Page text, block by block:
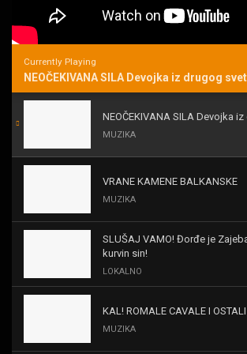
Currently Playing
NEOČEKIVANA SILA Devojka iz drugog
NEOČEKIVANA SILA Devojka
MUZIKA
VRANE KAMENE BALKANSKE
MUZIKA
SLUŠAJ VAMO! Đorđe je
kurvin sin!
LOKALNO
KAL! ROMALE CAVALE I OSTALI
MUZIKA